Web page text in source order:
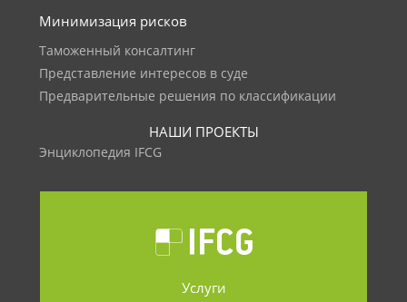
Минимизация рисков
Таможенный консалтинг
Представление интересов в суде
Предварительные решения по классификации
НАШИ ПРОЕКТЫ
Энциклопедия IFCG
Услуги